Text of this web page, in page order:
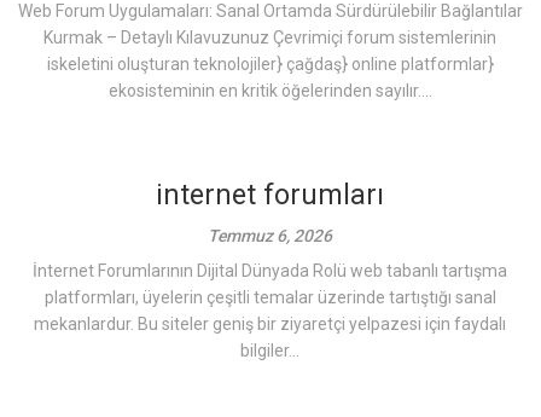
Web Forum Uygulamaları: Sanal Ortamda Sürdürülebilir Bağlantılar
Kurmak – Detaylı Kılavuzunuz Çevrimiçi forum sistemlerinin
iskeletini oluşturan teknolojiler} çağdaş} online platformlar}
ekosisteminin en kritik öğelerinden sayılır....
internet forumları
Temmuz 6, 2026
İnternet Forumlarının Dijital Dünyada Rolü web tabanlı tartışma
platformları, üyelerin çeşitli temalar üzerinde tartıştığı sanal
mekanlardur. Bu siteler geniş bir ziyaretçi yelpazesi için faydalı
bilgiler...